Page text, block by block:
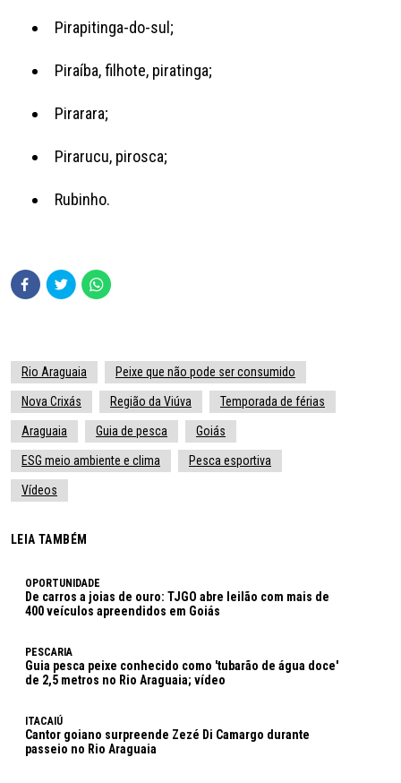
Pirapitinga-do-sul;
Piraíba, filhote, piratinga;
Pirarara;
Pirarucu, pirosca;
Rubinho.
Rio Araguaia Peixe que não pode ser consumido
Nova Crixás Região da Viúva Temporada de férias
Araguaia Guia de pesca Goiás
ESG meio ambiente e clima Pesca esportiva
Vídeos
LEIA TAMBÉM
OPORTUNIDADE
De carros a joias de ouro: TJGO abre leilão com mais de
400 veículos apreendidos em Goiás
PESCARIA
Guia pesca peixe conhecido como 'tubarão de água doce'
de 2,5 metros no Rio Araguaia; vídeo
ITACAIÚ
Cantor goiano surpreende Zezé Di Camargo durante
passeio no Rio Araguaia